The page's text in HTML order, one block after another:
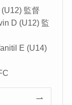
監督
D (U12) 監
E (U14)